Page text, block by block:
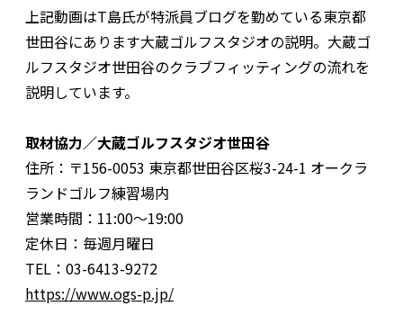
上記動画はT島氏が特派員ブログを勤めている東京都
世田谷にあります大蔵ゴルフスタジオの説明。大蔵ゴ
ルフスタジオ世田谷のクラブフィッティングの流れを
説明しています。
取材協力／大蔵ゴルフスタジオ世田谷
住所：〒156-0053 東京都世田谷区桜3-24-1 オークラ
ランドゴルフ練習場内
営業時間：11:00〜19:00
定休日：毎週月曜日
TEL：03-6413-9272
https://www.ogs-p.jp/